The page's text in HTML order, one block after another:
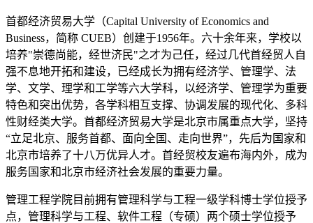
首都经济贸易大学（Capital University of Economics and
Business，简称 CUEB）创建于1956年。六十余年来，学校以
培养"崇德尚能，经世济民"之才为己任，经过几代首经贸人自
强不息地开拓和建设，已经成长为拥有经济学、管理学、法
学、文学、理学和工学等六大学科，以经济学、管理学为重要
特色和突出优势，各学科相互支撑、协调发展的现代化、多科
性财经类大学。首都经济贸易大学是北京市属重点大学，坚持
“立足北京、服务首都、面向全国、走向世界”，先后为国家和
北京市培养了十八万优异人才。首经贸校友遍布海内外，成为
服务国家和北京市经济社会发展的重要力量。
管理工程学院目前拥有管理科学与工程一级学科博士学位授予
点，管理科学与工程、软件工程（专硕）两个硕士学位授予